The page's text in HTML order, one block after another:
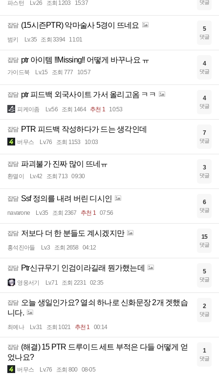
파스턴 Lv.26 조회 1203 15:37 댓글
잡담 (15시즌PTR) 악마술사 5경이 뜨네요
범키 Lv.35 조회 3394 11:01
5
댓글
잡담 ptr 아이템 !!Missing!! 어떻게 바꾸나요 ㅠ
가이드북 Lv.15 조회 777 10:57
4
댓글
잡담 ptr 피드백 외국사이트 가서 올리고옴 ㅋㅋ
피케이좀 Lv.56 조회 1464 추천 1 10:53
4
댓글
잡담 PTR 피드백 작성하다가 드는 생각인데
버무스 Lv.76 조회 1153 10:03
7
댓글
잡담 파괴불가 진짜 많이 뜨네ㅠ
환멸이 Lv.42 조회 713 09:30
3
댓글
잡담 Ssf 정의를 내려 버린 디시인
navarone Lv.35 조회 2367 추천 1 07:56
6
댓글
잡담 저보다 더 한 분들도 계시겠지만
홍석진아들 Lv.3 조회 2658 04:12
15
댓글
잡담 Ptr신규무기 인검이라길래 뭔가했는데
영웅서기 Lv.71 조회 2231 02:35
5
댓글
잡담 오늘 생일인가요? 열쇠 하나로 신화문장 2개 겟했습
니다.
최예나 Lv.31 조회 1021 추천 1 00:14
2
댓글
잡담 (해결) 15 PTR 드루이드 세트 부적은 다들 어떻게 얻
었나요?
버무스 Lv.76 조회 800 08-05
1
댓글